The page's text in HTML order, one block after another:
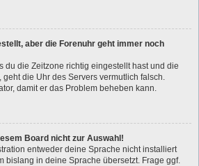
aber die Forenuhr geht immer noch
du die Zeitzone richtig eingestellt hast und die
geht die Uhr des Servers vermutlich falsch.
damit er das Problem beheben kann.
Board nicht zur Auswahl!
entweder deine Sprache nicht installiert
bislang in deine Sprache übersetzt. Frage ggf.